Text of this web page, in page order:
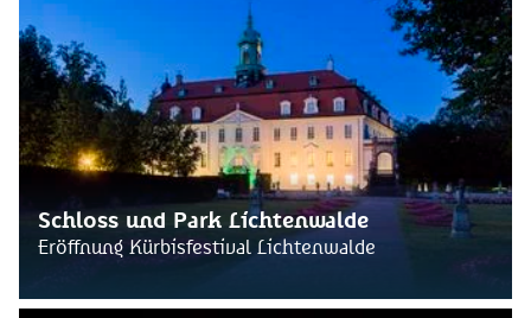
Schloss und Park Lichtenwalde
Eröffnung Kürbisfestival Lichtenwalde